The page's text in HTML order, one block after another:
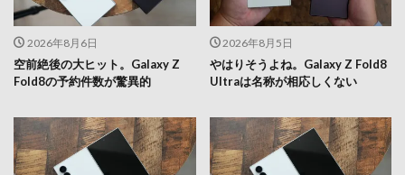
2026年8月6日
空前絶後の大ヒット。Galaxy Z
Fold8の予約件数が驚異的
2026年8月5日
やはりそうよね。Galaxy Z Fold8
Ultraは名称が相応しくない